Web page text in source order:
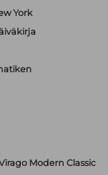
York
Modern Classic